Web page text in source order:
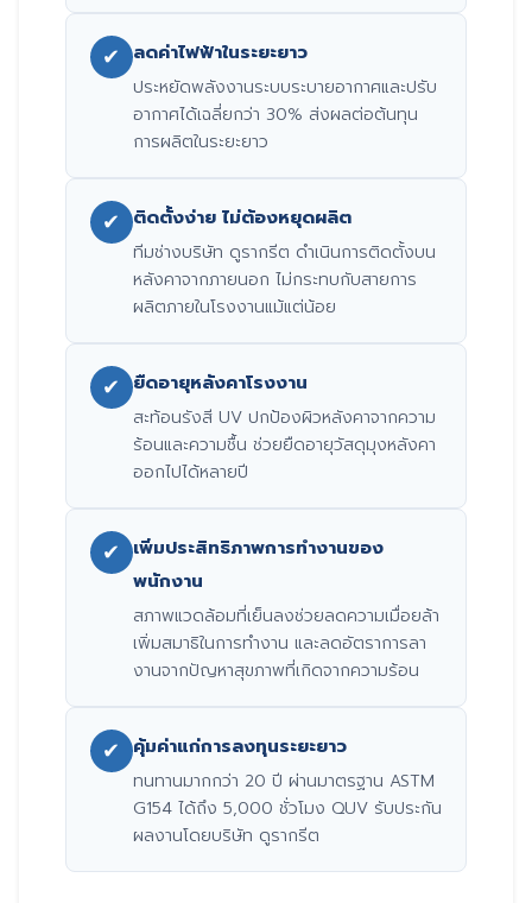
✔ ลดค่าไฟฟ้าในระยะยาว
ประหยัดพลังงานระบบระบายอากาศและปรับ
อากาศได้เฉลี่ยกว่า 30% ส่งผลต่อต้นทุน
การผลิตในระยะยาว
✔ ติดตั้งง่าย ไม่ต้องหยุดผลิต
ทีมช่างบริษัท ดูรากรีต ดำเนินการติดตั้งบน
หลังคาจากภายนอก ไม่กระทบกับสายการ
ผลิตภายในโรงงานแม้แต่น้อย
✔ ยืดอายุหลังคาโรงงาน
สะท้อนรังสี UV ปกป้องผิวหลังคาจากความ
ร้อนและความชื้น ช่วยยืดอายุวัสดุมุงหลังคา
ออกไปได้หลายปี
✔ เพิ่มประสิทธิภาพการทำงานของ
พนักงาน
สภาพแวดล้อมที่เย็นลงช่วยลดความเมื่อยล้า
เพิ่มสมาธิในการทำงาน และลดอัตราการลา
งานจากปัญหาสุขภาพที่เกิดจากความร้อน
✔ คุ้มค่าแก่การลงทุนระยะยาว
ทนทานมากกว่า 20 ปี ผ่านมาตรฐาน ASTM
G154 ได้ถึง 5,000 ชั่วโมง QUV รับประกัน
ผลงานโดยบริษัท ดูรากรีต